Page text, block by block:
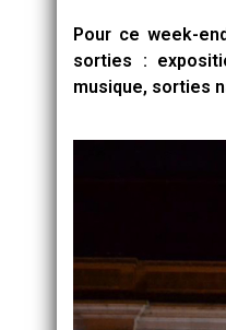
Pour ce week-
sorties :
musique, sorties